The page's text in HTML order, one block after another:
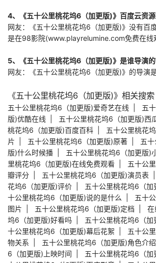
4、《五十公里桃花坞6（加更版)》百度云资源
网友：《五十公里桃花坞6（加更版)》没有百
是在98影院(www.playrelumine.com免费在线
5、《五十公里桃花坞6（加更版)》是谁导演的
网友：《五十公里桃花坞6（加更版)》的导演
《五十公里桃花坞6（加更版)》相关搜索
五十公里桃花坞6（加更版)爱奇艺在线
五
版)优酷在线
五十公里桃花坞6（加更版)西
桃花坞6（加更版)百度百科
五十公里桃花
片
五十公里桃花坞6（加更版)原著
五
版)什么时候播
五十公里桃花坞6（加更版)
里桃花坞6（加更版)在线免费观看
五十公
瓣评分
五十公里桃花坞6（加更版)演员表
花坞6（加更版)评价
五十公里桃花坞6（加
十公里桃花坞6（加更版)说的是什么
五十
图片
五十公里桃花坞6（加更版)定档
在
坞6（加更版)好看吗
五十公里桃花坞6（加
十公里桃花坞6（加更版)幕后花絮
五十公
物关系
五十公里桃花坞6（加更版)角色介绍
6（加更版)上映时间
五十公里桃花坞6（加